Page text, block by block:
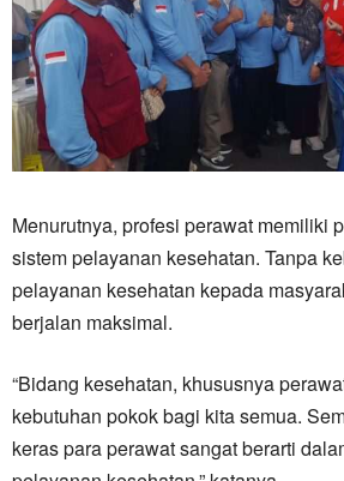
Menurutnya, profesi perawat memiliki
sistem pelayanan kesehatan. Tanpa
pelayanan kesehatan kepada
berjalan maksimal.
“Bidang kesehatan, khususnya
kebutuhan pokok bagi kita semua.
keras para perawat sangat berarti